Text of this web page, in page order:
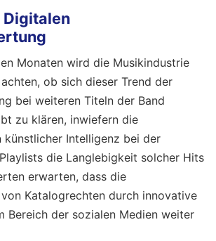
Digitalen
Monaten wird die Musikindustrie
ob sich dieser Trend der
bei weiteren Titeln der Band
zu klären, inwiefern die
künstlicher Intelligenz bei der
die Langlebigkeit solcher Hits
erwarten, dass die
Katalogrechten durch innovative
Bereich der sozialen Medien weiter